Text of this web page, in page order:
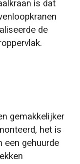
is dat
de
gemakkelijker
het is
een gehuurde